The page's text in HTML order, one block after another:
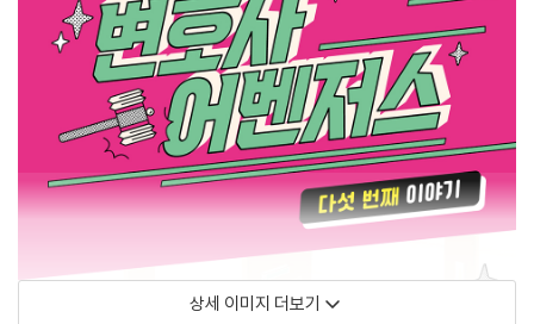
상세 이미지 더보기